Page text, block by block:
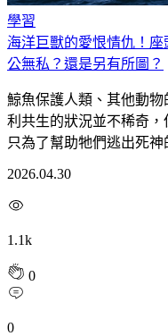
學習
海洋巨獸的愛恨情仇！
公無私？還是另有所圖？
鯨魚保護人類、其他動
利共生的狀況並不稀奇，
只為了幫助牠們逃出死神
2026.04.30
1.1k
0
0